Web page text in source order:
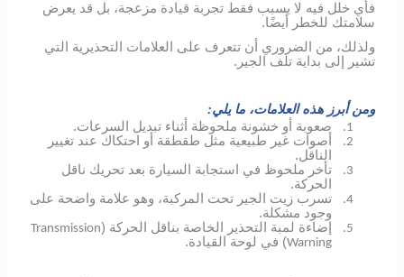
فأي خلل فيه لا يسبب فقط تجربة قيادة مزعجة، بل قد يعرض
سلامتك للخطر أيضًا.
ولذلك، من الضروري أن تتعرف على العلامات التحذيرية التي
تشير إلى بداية تلف الجير.
ومن أبرز هذه العلامات، ما يلي:
1. صعوبة أو خشونة ملحوظة أثناء تبديل السرعات.
2.
أصوات غير طبيعية مثل طقطقة أو احتكاك عند تغيير
الناقل.
3.
تأخر ملحوظ في استجابة السيارة بعد تحريك ناقل
الحركة.
4.
تسرب زيت الجير تحت المركبة، وهو علامة واضحة على
وجود مشكلة.
5. إضاءة لمبة التحذير الخاصة بناقل الحركة (Transmission
Warning) في لوحة القيادة.